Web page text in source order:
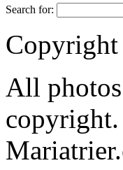
Search for:
All